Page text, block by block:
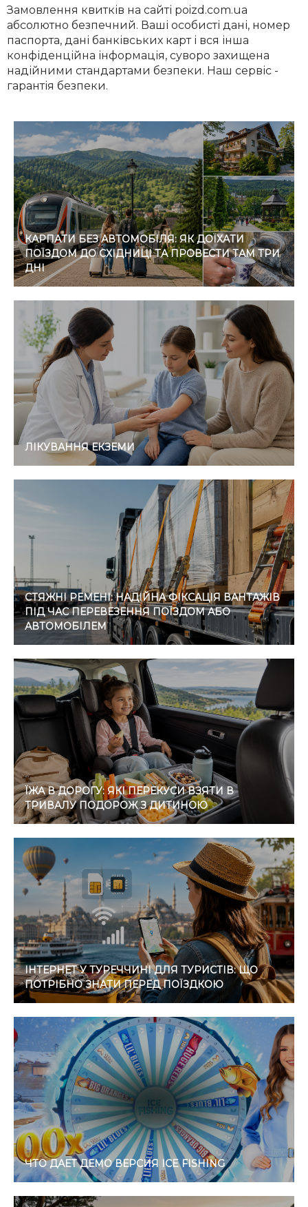
Замовлення квитків на сайті poizd.com.ua
абсолютно безпечний. Ваші особисті дані, номер
паспорта, дані банківських карт і вся інша
конфіденційна інформація, суворо захищена
надійними стандартами безпеки. Наш сервіс -
гарантія безпеки.
КАРПАТИ БЕЗ АВТОМОБІЛЯ: ЯК ДОЇХАТИ
ПОЇЗДОМ ДО СХІДНИЦІ ТА ПРОВЕСТИ ТАМ ТРИ
ДНІ
ЛІКУВАННЯ ЕКЗЕМИ
СТЯЖНІ РЕМЕНІ: НАДІЙНА ФІКСАЦІЯ ВАНТАЖІВ
ПІД ЧАС ПЕРЕВЕЗЕННЯ ПОЇЗДОМ АБО
АВТОМОБІЛЕМ
ЇЖА В ДОРОГУ: ЯКІ ПЕРЕКУСИ ВЗЯТИ В
ТРИВАЛУ ПОДОРОЖ З ДИТИНОЮ
ІНТЕРНЕТ У ТУРЕЧЧИНІ ДЛЯ ТУРИСТІВ: ЩО
ПОТРІБНО ЗНАТИ ПЕРЕД ПОЇЗДКОЮ
ЧТО ДАЕТ ДЕМО ВЕРСИЯ ICE FISHING